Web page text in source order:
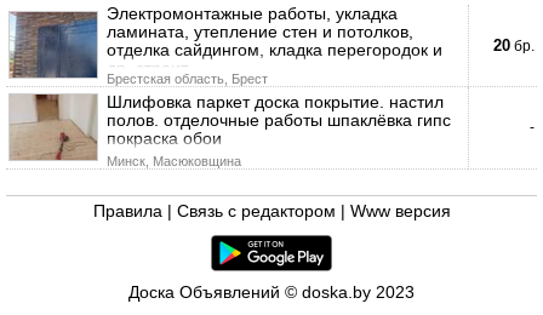
Электромонтажные работы, укладка
ламината, утепление стен и потолков,
отделка сайдингом, кладка перегородок и
др. строит
Брестская область, Брест
20 бр.
Шлифовка паркет доска покрытие. настил
полов. отделочные работы шпаклёвка гипс
покраска обои
Минск, Масюковщина
-
Правила Связь с редактором Www версия
Доска Объявлений © doska.by 2023